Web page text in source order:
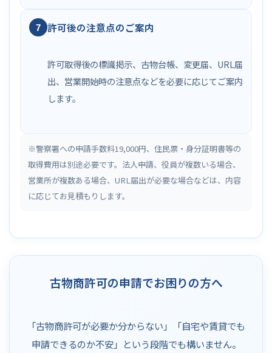
7 許可後の注意点のご案内
許可取得後の標識掲示、古物台帳、変更届、URL届
出、営業開始時の注意点などを必要に応じてご案内
します。
※警察署への申請手数料19,000円、住民票・身分証明書等の
取得費用は別途必要です。法人申請、役員が複数いる場合、
営業所が複数ある場合、URL届出が必要な場合などは、内容
に応じてお見積もりします。
古物商許可の申請でお困りの方へ
「古物商許可が必要か分からない」「自宅や賃貸でも
申請できるのか不安」という段階でも構いません。